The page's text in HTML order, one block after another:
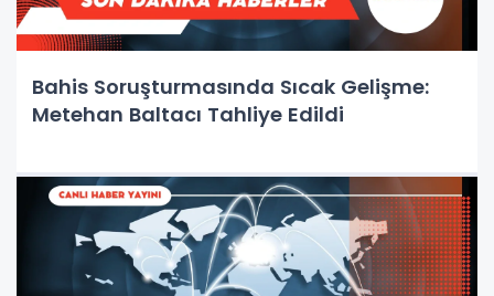
Bahis Soruşturmasında Sıcak Gelişme:
Metehan Baltacı Tahliye Edildi